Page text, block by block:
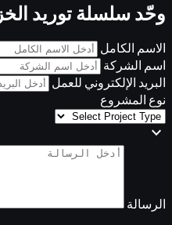
وحّد سلسلة توريد
الاسم الكامل
اسم الشركة
البريد الإلكتروني للعمل
نوع المشروع
expand_more
الرسالة